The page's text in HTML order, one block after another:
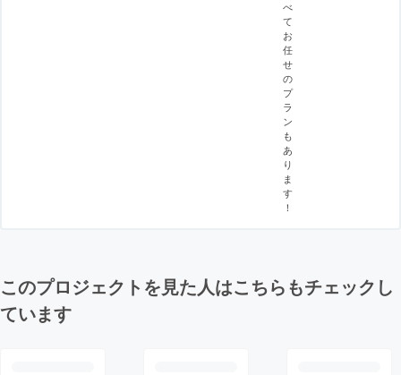
べ
て
お
任
せ
の
プ
ラ
ン
も
あ
り
ま
す
！
このプロジェクトを見た人はこちらもチェックし
ています